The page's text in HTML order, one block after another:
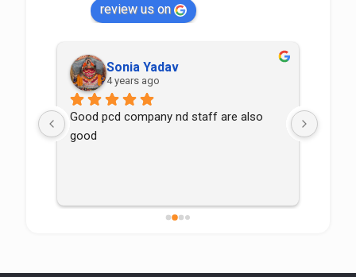
review us on
Sonia Yadav
4 years ago
Good pcd company nd staff are also
good